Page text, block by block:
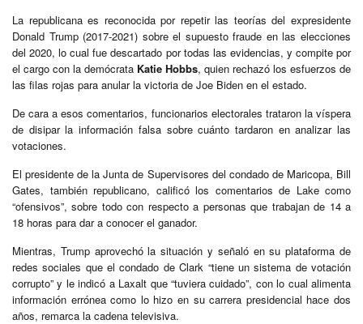
La republicana es reconocida por repetir las teorías del expresidente
Donald Trump (2017-2021) sobre el supuesto fraude en las elecciones
del 2020, lo cual fue descartado por todas las evidencias, y compite por
el cargo con la demócrata Katie Hobbs, quien rechazó los esfuerzos de
las filas rojas para anular la victoria de Joe Biden en el estado.
De cara a esos comentarios, funcionarios electorales trataron la víspera
de disipar la información falsa sobre cuánto tardaron en analizar las
votaciones.
El presidente de la Junta de Supervisores del condado de Maricopa, Bill
Gates, también republicano, calificó los comentarios de Lake como
“ofensivos”, sobre todo con respecto a personas que trabajan de 14 a
18 horas para dar a conocer el ganador.
Mientras, Trump aprovechó la situación y señaló en su plataforma de
redes sociales que el condado de Clark “tiene un sistema de votación
corrupto” y le indicó a Laxalt que “tuviera cuidado”, con lo cual alimenta
información errónea como lo hizo en su carrera presidencial hace dos
años, remarca la cadena televisiva.